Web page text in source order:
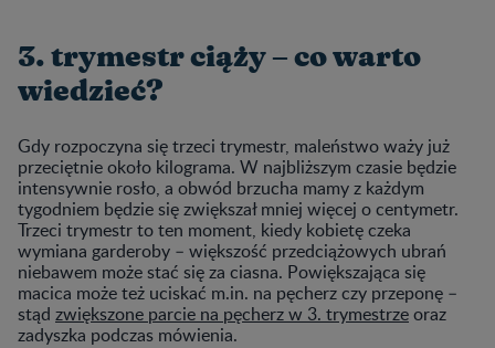
3. trymestr ciąży – co warto
wiedzieć?
Gdy rozpoczyna się trzeci trymestr, maleństwo waży już
przeciętnie około kilograma. W najbliższym czasie będzie
intensywnie rosło, a obwód brzucha mamy z każdym
tygodniem będzie się zwiększał mniej więcej o centymetr.
Trzeci trymestr to ten moment, kiedy kobietę czeka
wymiana garderoby – większość przedciążowych ubrań
niebawem może stać się za ciasna. Powiększająca się
macica może też uciskać m.in. na pęcherz czy przeponę –
stąd zwiększone parcie na pęcherz w 3. trymestrzeoraz
zadyszka podczas mówienia.